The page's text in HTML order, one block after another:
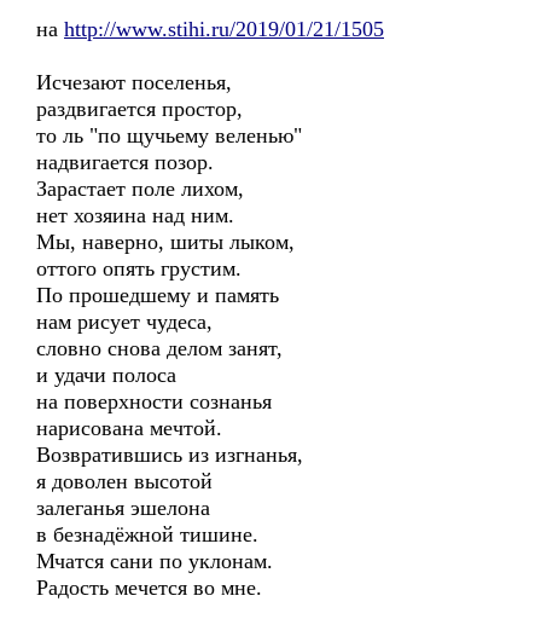
на http://www.stihi.ru/2019/01/21/1505
Исчезают поселенья,
раздвигается простор,
то ль "по щучьему веленью"
надвигается позор.
Зарастает поле лихом,
нет хозяина над ним.
Мы, наверно, шиты лыком,
оттого опять грустим.
По прошедшему и память
нам рисует чудеса,
словно снова делом занят,
и удачи полоса
на поверхности сознанья
нарисована мечтой.
Возвратившись из изгнанья,
я доволен высотой
залеганья эшелона
в безнадёжной тишине.
Мчатся сани по уклонам.
Радость мечется во мне.